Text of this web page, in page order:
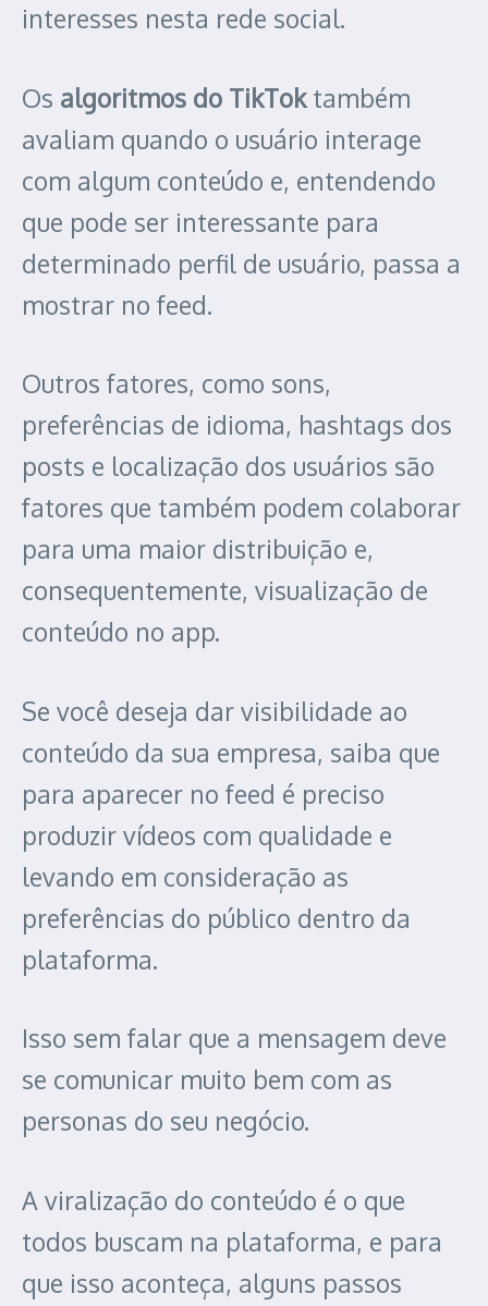
interesses nesta rede social.
Os algoritmos do TikToktambém
avaliam quando o usuário interage
com algum conteúdo e, entendendo
que pode ser interessante para
determinado perfil de usuário, passa a
mostrar no feed.
Outros fatores, como sons,
preferências de idioma, hashtags dos
posts e localização dos usuários são
fatores que também podem colaborar
para uma maior distribuição e,
consequentemente, visualização de
conteúdo no app.
Se você deseja dar visibilidade ao
conteúdo da sua empresa, saiba que
para aparecer no feed é preciso
produzir vídeos com qualidade e
levando em consideração as
preferências do público dentro da
plataforma.
Isso sem falar que a mensagem deve
se comunicar muito bem com as
personas do seu negócio.
A viralização do conteúdo é o que
todos buscam na plataforma, e para
que isso aconteça, alguns passos